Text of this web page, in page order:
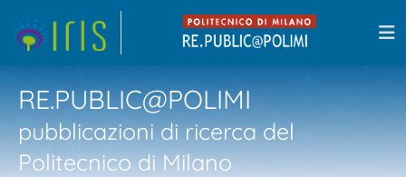
RE.PUBLIC@POLIMI
pubblicazioni di ricerca del
Politecnico di Milano